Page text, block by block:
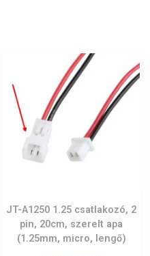
JT-A1250 1.25 csatlakozó, 2
pin, 20cm, szerelt apa
(1.25mm, micro, lengő)